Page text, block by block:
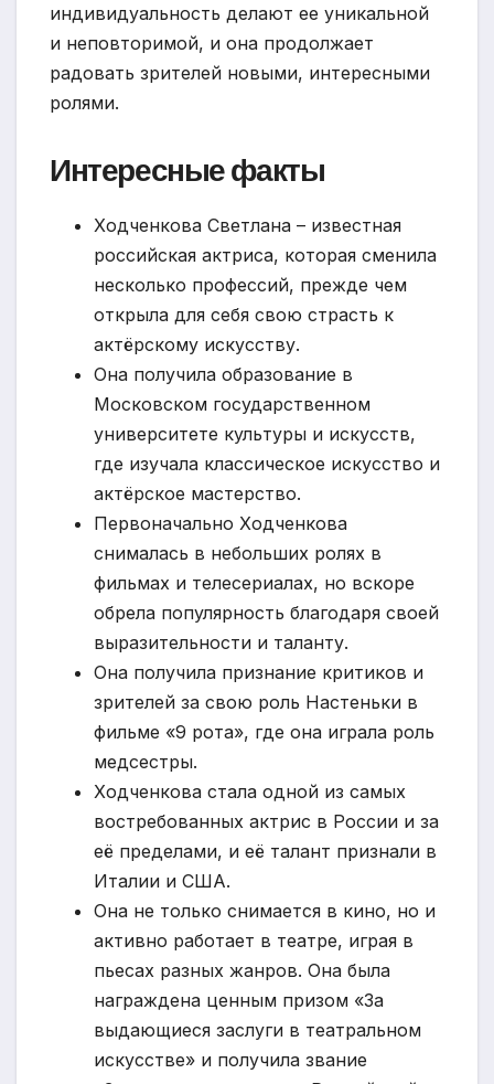
индивидуальность делают ее уникальной
и неповторимой, и она продолжает
радовать зрителей новыми, интересными
ролями.
Интересные факты
Ходченкова Светлана – известная
российская актриса, которая сменила
несколько профессий, прежде чем
открыла для себя свою страсть к
актёрскому искусству.
Она получила образование в
Московском государственном
университете культуры и искусств,
где изучала классическое искусство и
актёрское мастерство.
Первоначально Ходченкова
снималась в небольших ролях в
фильмах и телесериалах, но вскоре
обрела популярность благодаря своей
выразительности и таланту.
Она получила признание критиков и
зрителей за свою роль Настеньки в
фильме «9 рота», где она играла роль
медсестры.
Ходченкова стала одной из самых
востребованных актрис в России и за
её пределами, и её талант признали в
Италии и США.
Она не только снимается в кино, но и
активно работает в театре, играя в
пьесах разных жанров. Она была
награждена ценным призом «За
выдающиеся заслуги в театральном
искусстве» и получила звание